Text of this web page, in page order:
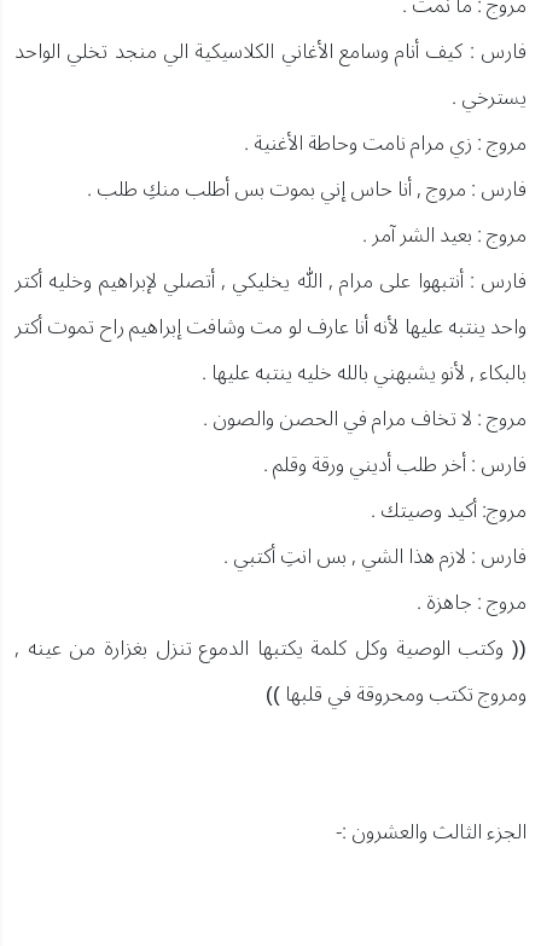
فارس : كيف أنام وسامع الأغاني الكلاسيكية الي منجد تخلي الواحد
يسترخي .
مروج : زي مرام نامت وحاطة الأغنية .
فارس : مروج , أنا حاس إني بموت بس أطلب منكِ طلب .
مروج : بعيد الشر آمر .
فارس : أنتبهوا على مرام , الله يخليكي , أتصلي لإبراهيم وخليه أكتر
واحد ينتبه عليها لأنه أنا عارف لو مت وشافت إبراهيم راح تموت أكتر
بالبكاء , لأنو يشبهني بالله خليه ينتبه عليها .
مروج : لا تخاف مرام في الحصن والصون .
فارس : أخر طلب أديني ورقة وقلم .
مروج: أكيد وصيتك .
فارس : لازم هذا الشي , بس انتِ أكتبي .
مروج : جاهزة .
(( وكتب الوصية وكل كلمة يكتبها الدموع تنزل بغزارة من عينه ,
ومروج تكتب ومحروقة في قلبها ))
الجزء الثالث والعشرون :-